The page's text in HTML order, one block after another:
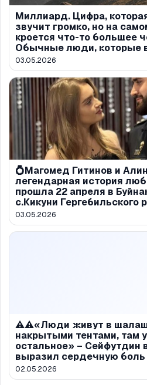
Миллиард. Цифра,
звучит громко, но на
кроется что-то большее
Обычные люди, которые
03.05.2026
💍Магомед Гитинов и
легендарная история
прошла 22 апреля в
с.Кикуни Гергебильского
03.05.2026
⚠️⚠️«Люди живут в
накрытыми тентами, там
остальное» – Сейфутдин
выразил сердечную боль
02.05.2026